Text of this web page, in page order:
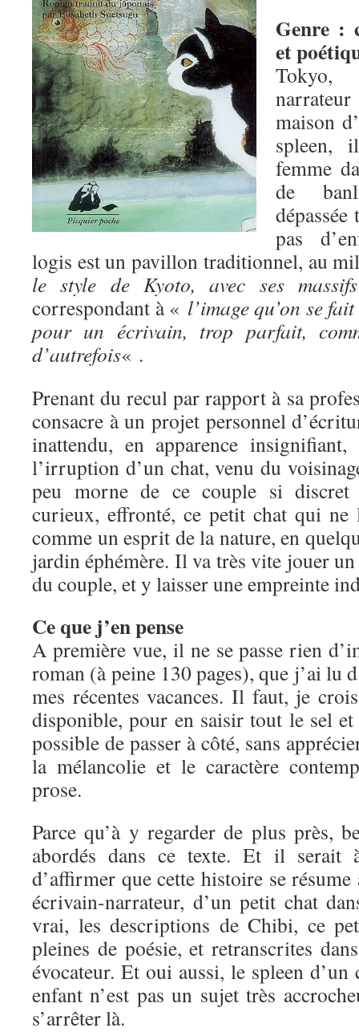
Genre :
et
maison
spleen,
femme
de
pas
logis est un pavillon traditionnel, au
le style de Kyoto, avec ses
correspondant à « l’image qu’on se
pour un écrivain, trop parfait,
d’autrefois« .
Prenant du recul par rapport à sa
consacre à un projet personnel
inattendu, en apparence
l’irruption d’un chat, venu du
peu morne de ce couple si discret
curieux, effronté, ce petit chat qui ne
comme un esprit de la nature, en
jardin éphémère. Il va très vite jouer
du couple, et y laisser une empreinte
Ce que j’en pense
A première vue, il ne se passe rien
roman (à peine 130 pages), que j’ai lu
mes récentes vacances. Il faut, je
disponible, pour en saisir tout le sel
possible de passer à côté, sans
la mélancolie et le caractère
prose.
Parce qu’à y regarder de plus près,
abordés dans ce texte. Et il serait
d’affirmer que cette histoire se
écrivain-narrateur, d’un petit chat
vrai, les descriptions de Chibi, ce
pleines de poésie, et retranscrites
évocateur. Et oui aussi, le spleen d’un
enfant n’est pas un sujet très
s’arrêter là.